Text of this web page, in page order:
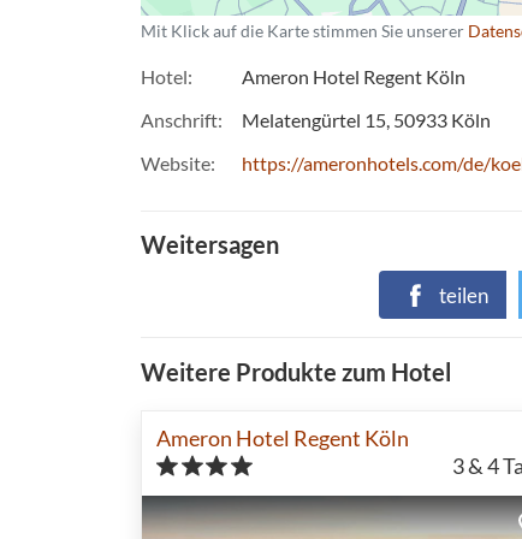
Mit Klick auf die Karte stimmen Sie unserer
Hotel
Ameron Hotel Regent Köln
Anschrift
Melatengürtel 15 50933 Köln
Website
https://ameronhotels.com/de/
Weitersagen
teilen
Weitere Produkte zum Hotel
Ameron Hotel Regent Köln
3 & 4